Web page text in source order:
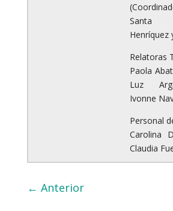
Santa
Henríquez
Relatoras
Paola
Luz
Ivonne
Personal
Carolina
Claudia
← Anterior